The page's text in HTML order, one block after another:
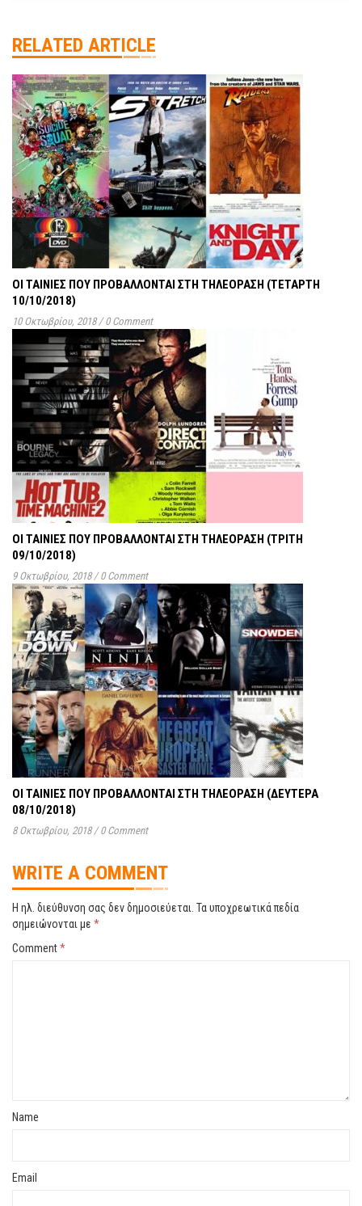
RELATED ARTICLE
ΟΙ ΤΑΙΝΊΕΣ ΠΟΥ ΠΡΟΒΆΛΛΟΝΤΑΙ ΣΤΗ ΤΗΛΕΌΡΑΣΗ (ΤΕΤΆΡΤΗ
10/10/2018)
10 Οκτωβρίου, 2018 / 0 Comment
ΟΙ ΤΑΙΝΊΕΣ ΠΟΥ ΠΡΟΒΆΛΛΟΝΤΑΙ ΣΤΗ ΤΗΛΕΌΡΑΣΗ (ΤΡΊΤΗ
09/10/2018)
9 Οκτωβρίου, 2018 / 0 Comment
ΟΙ ΤΑΙΝΊΕΣ ΠΟΥ ΠΡΟΒΆΛΛΟΝΤΑΙ ΣΤΗ ΤΗΛΕΌΡΑΣΗ (ΔΕΥΤΈΡΑ
08/10/2018)
8 Οκτωβρίου, 2018 / 0 Comment
WRITE A COMMENT
Η ηλ. διεύθυνση σας δεν δημοσιεύεται. Τα υποχρεωτικά πεδία
σημειώνονται με *
Comment*
Name
Email